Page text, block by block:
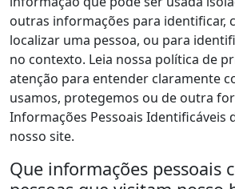
outras informações para identificar,
localizar uma pessoa, ou para
no contexto. Leia nossa política de
atenção para entender claramente
usamos, protegemos ou de outra
Informações Pessoais Identificáveis
nosso site.
Que informações pessoais